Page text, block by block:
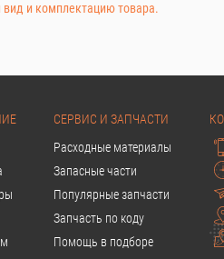
и комплектацию товара.
СЕРВИС И ЗАПЧАСТИ
Расходные материалы
Запасные части
Популярные запчасти
Запчасть по коду
Помощь в подборе